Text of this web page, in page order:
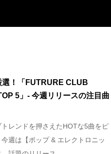
！「FUTRURE CLUB
5」- 今週リリースの注目曲
レンドを押さえたHOTな5曲をピ
週は【ポップ & エレクトロニッ